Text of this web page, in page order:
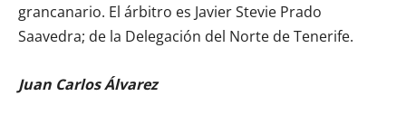
grancanario. El árbitro es Javier Stevie Prado
Saavedra; de la Delegación del Norte de Tenerife.
Juan Carlos Álvarez